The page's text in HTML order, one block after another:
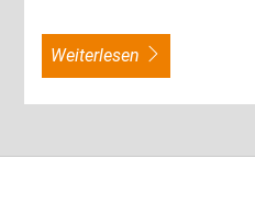
weiterlesen